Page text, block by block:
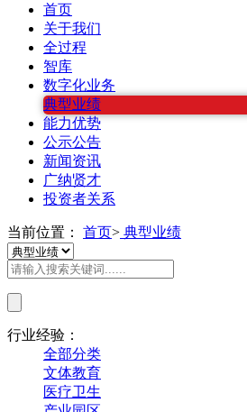
首页
关于我们
全过程
智库
数字化业务
典型业绩
能力优势
公示公告
新闻资讯
广纳贤才
投资者关系
当前位置： 首页> 典型业绩
行业经验：
全部分类
文体教育
医疗卫生